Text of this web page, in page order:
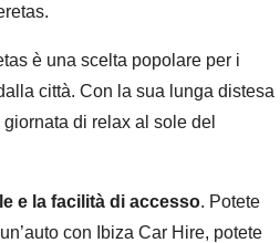
è una scelta popolare per i
città. Con la sua lunga distesa
di relax al sole del
e la facilità di accesso. Potete
con Ibiza Car Hire, potete